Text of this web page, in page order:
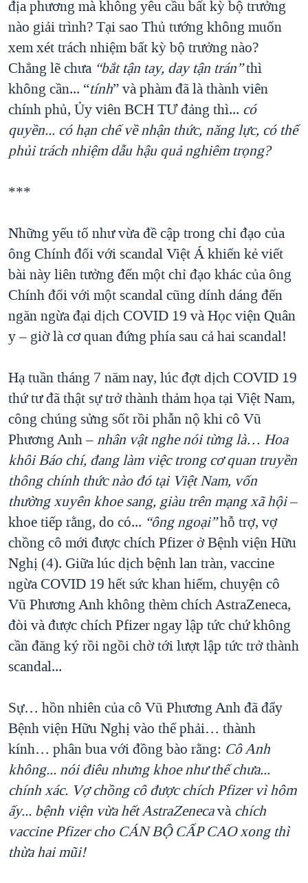
địa phương mà không yêu cầu bất kỳ bộ trưởng
nào giải trình? Tại sao Thủ tướng không muốn
xem xét trách nhiệm bất kỳ bộ trưởng nào?
Chẳng lẽ chưa “bắt tận tay, day tận trán”thì
không cần... “tính” và phàm đã là thành viên
chính phủ, Ủy viên BCH TƯ đảng thì... có
quyền... có hạn chế về nhận thức, năng lực, có thể
phủi trách nhiệm dẫu hậu quả nghiêm trọng?
***
Những yếu tố như vừa đề cập trong chỉ đạo của
ông Chính đối với scandal Việt Á khiến kẻ viết
bài này liên tưởng đến một chỉ đạo khác của ông
Chính đối với một scandal cũng dính dáng đến
ngăn ngừa đại dịch COVID 19 và Học viện Quân
y – giờ là cơ quan đứng phía sau cả hai scandal!
Hạ tuần tháng 7 năm nay, lúc đợt dịch COVID 19
thứ tư đã thật sự trở thành thảm họa tại Việt Nam,
công chúng sửng sốt rồi phẫn nộ khi cô Vũ
Phương Anh –nhân vật nghe nói từng là… Hoa
khôi Báo chí, đang làm việc trong cơ quan truyền
thông chính thức nào đótại Việt Nam, vốn
thường xuyên khoe sang, giàu trên mạng xã hội–
khoe tiếp rằng, do có... “ông ngoại”hỗ trợ, vợ
chồng cô mới được chích Pfizer ở Bệnh viện Hữu
Nghị (4). Giữa lúc dịch bệnh lan tràn, vaccine
ngừa COVID 19 hết sức khan hiếm, chuyện cô
Vũ Phương Anh không thèm chích AstraZeneca,
đòi và được chích Pfizer ngay lập tức chứ không
cần đăng ký rồi ngồi chờ tới lượt lập tức trở thành
scandal...
Sự… hồn nhiên của cô Vũ Phương Anh đã đẩy
Bệnh viện Hữu Nghị vào thế phải… thành
kính… phân bua với đồng bào rằng: Cô Anh
không... nói điêu nhưng khoe như thế chưa...
chính xác. Vợ chồng cô được chích Pfizer vì hôm
ấy... bệnh viện vừa hết AstraZenecavàchích
vaccine Pfizer cho CÁN BỘ CẤP CAO xong thì
thừa hai mũi!